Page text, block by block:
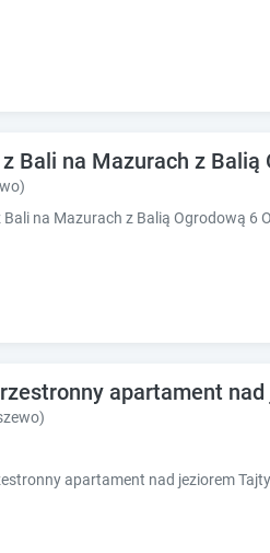
Bali na Mazurach z Balią
apartament